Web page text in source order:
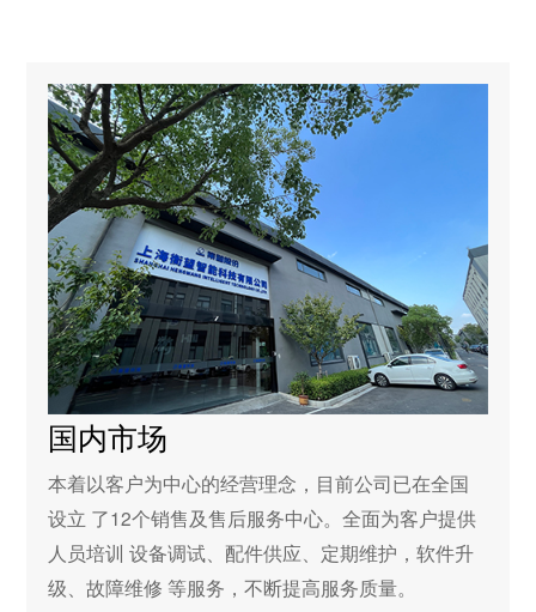
国内市场
本着以客户为中心的经营理念，目前公司已在全国
设立 了12个销售及售后服务中心。全面为客户提供
人员培训 设备调试、配件供应、定期维护，软件升
级、故障维修 等服务，不断提高服务质量。